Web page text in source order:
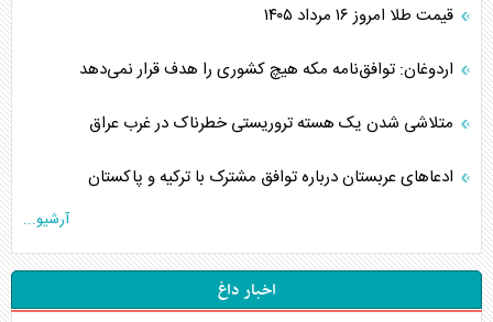
قیمت طلا امروز ۱۶ مرداد ۱۴۰۵
اردوغان: توافق‌نامه مکه هیچ کشوری را هدف قرار نمی‌دهد
متلاشی شدن یک هسته تروریستی خطرناک در غرب عراق
ادعاهای عربستان درباره توافق مشترک با ترکیه و پاکستان
آرشیو...
اخبار داغ